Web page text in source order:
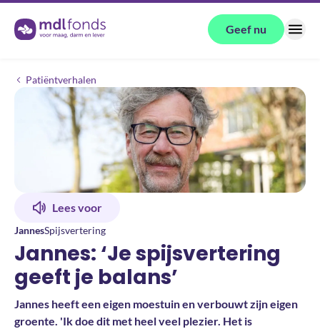
Terug naar de homepage Geef nu
Patiëntverhalen
Jannes: ‘Je spijsvertering geeft je balans’
Lees voor
Jannes: ‘Je spijsvertering
geeft je balans’
JannesSpijsvertering
Jannes heeft een eigen moestuin en verbouwt zijn eigen
groente. 'Ik doe dit met heel veel plezier. Het is